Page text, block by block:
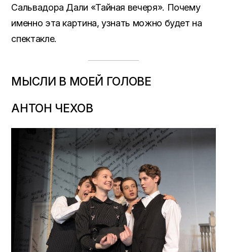
Сальвадора Дали «Тайная вечеря». Почему
именно эта картина, узнать можно будет на
спектакле.
МЫСЛИ В МОЕЙ ГОЛОВЕ
АНТОН ЧЕХОВ